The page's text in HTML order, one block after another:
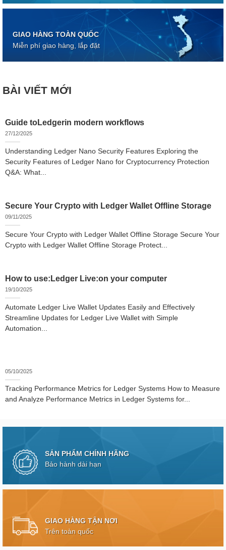
GIAO HÀNG TOÀN QUỐC
Miễn phí giao hàng, lắp đặt
BÀI VIẾT MỚI
Guide toLedgerin modern workflows
27/12/2025
Understanding Ledger Nano Security Features Exploring the
Security Features of Ledger Nano for Cryptocurrency Protection
Q&A: What...
Secure Your Crypto with Ledger Wallet Offline Storage
09/11/2025
Secure Your Crypto with Ledger Wallet Offline Storage Secure Your
Crypto with Ledger Wallet Offline Storage Protect...
How to use:Ledger Live:on your computer
19/10/2025
Automate Ledger Live Wallet Updates Easily and Effectively
Streamline Updates for Ledger Live Wallet with Simple
Automation...
05/10/2025
Tracking Performance Metrics for Ledger Systems How to Measure
and Analyze Performance Metrics in Ledger Systems for...
SẢN PHẨM CHÍNH HÃNG
Bảo hành dài hạn
GIAO HÀNG TẬN NƠI
Trên toàn quốc